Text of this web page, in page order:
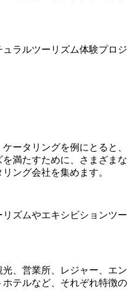
ラルツーリズム体験プロジ
ータリングを例にとると、
満たすために、さまざまな
ング会社を集めます。
ズムやエキシビションツー
、営業所、レジャー、エン
テルなど、それぞれ特徴の